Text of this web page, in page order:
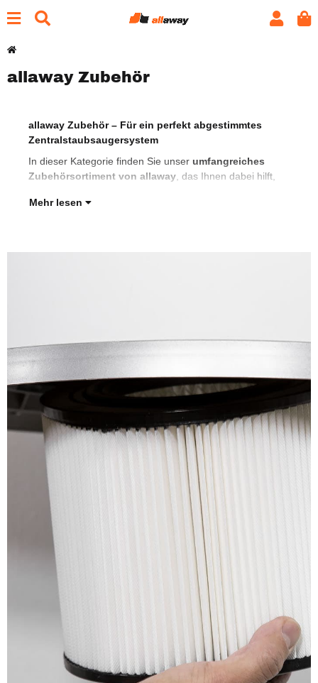
allaway Zubehör
allaway Zubehör – Für ein perfekt abgestimmtes
Zentralstaubsaugersystem
In dieser Kategorie finden Sie unser umfangreiches
Zubehörsortiment von allaway , das Ihnen dabei hilft,
Mehr lesen